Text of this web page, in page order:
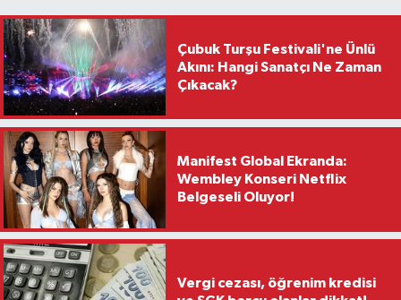
Çubuk Turşu Festivali'ne Ünlü
Akını: Hangi Sanatçı Ne Zaman
Çıkacak?
Manifest Global Ekranda:
Wembley Konseri Netflix
Belgeseli Oluyor!
Vergi cezası, öğrenim kredisi